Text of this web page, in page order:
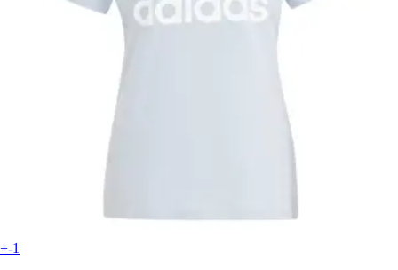
+-1